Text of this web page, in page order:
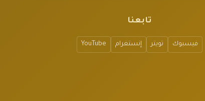
تابعنا
فيسبوك تويتر إنستغرام YouTube